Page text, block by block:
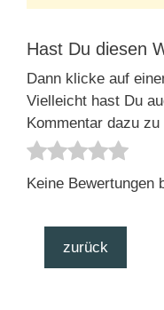
Hast Du diesen
Dann klicke auf
Vielleicht hast Du
Kommentar dazu
Keine Bewertungen
zurück